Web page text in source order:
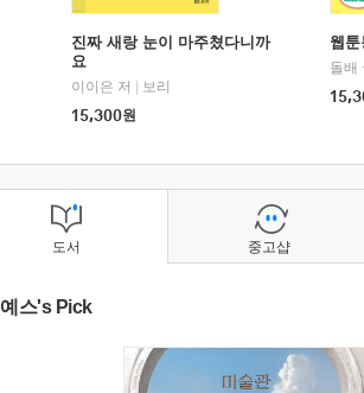
진짜 새랑 눈이 마주쳤다니까
요
이이은 저
보리
15,300원
웹
돌배
도서
예스's Pick
중고샵